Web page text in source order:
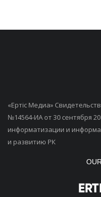
«Ертiс Медиа»
№14564-ИА от 30 сентября
информатизации и
и развитию РК